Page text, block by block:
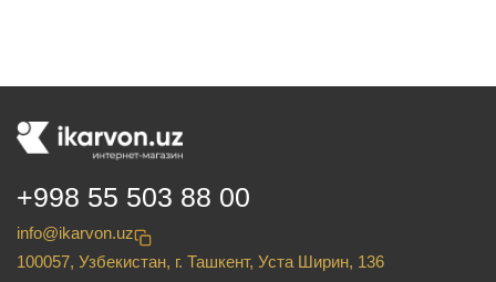
+998 55 503 88 00
info@ikarvon.uz
100057, Узбекистан, г. Ташкент, Уста Ширин, 136